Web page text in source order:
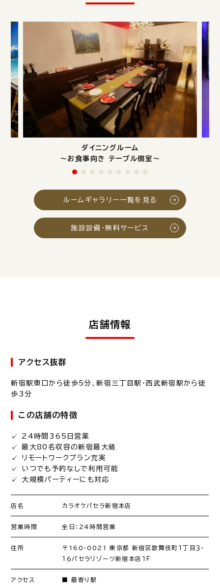
ダイニングルーム
～お食事向き テーブル個室～
ルームギャラリー一覧を見る
施設設備・無料サービス
店舗情報
アクセス抜群
新宿駅東口から徒歩5分 、新宿三丁目駅・西武新宿駅から徒
歩3分
この店舗の特徴
✓ 24時間365日営業
✓ 最大80名収容の新宿最大級
✓ リモートワークプラン充実
✓ いつでも予約なしで利用可能
✓ 大規模パーティーにも対応
店名 カラオケパセラ新宿本店
営業時間 全日：24時間営業
住所
〒160-0021 東京都 新宿区歌舞伎町１丁目３-
１６パセラリゾーツ新宿本店１Ｆ
アクセス
■ 最寄り駅